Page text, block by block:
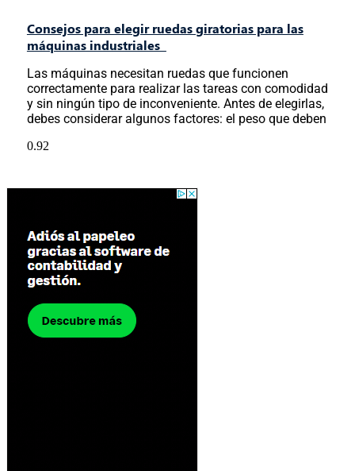
Consejos para elegir ruedas giratorias para las
máquinas industriales
Las máquinas necesitan ruedas que funcionen
correctamente para realizar las tareas con comodidad
y sin ningún tipo de inconveniente. Antes de elegirlas,
debes considerar algunos factores: el peso que deben